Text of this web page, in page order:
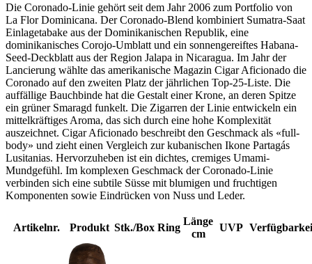
Die Coronado-Linie gehört seit dem Jahr 2006 zum Portfolio von
La Flor Dominicana. Der Coronado-Blend kombiniert Sumatra-Saat
Einlagetabake aus der Dominikanischen Republik, eine
dominikanisches Corojo-Umblatt und ein sonnengereiftes Habana-
Seed-Deckblatt aus der Region Jalapa in Nicaragua. Im Jahr der
Lancierung wählte das amerikanische Magazin Cigar Aficionado die
Coronado auf den zweiten Platz der jährlichen Top-25-Liste. Die
auffällige Bauchbinde hat die Gestalt einer Krone, an deren Spitze
ein grüner Smaragd funkelt. Die Zigarren der Linie entwickeln ein
mittelkräftiges Aroma, das sich durch eine hohe Komplexität
auszeichnet. Cigar Aficionado beschreibt den Geschmack als «full-
body» und zieht einen Vergleich zur kubanischen Ikone Partagás
Lusitanias. Hervorzuheben ist ein dichtes, cremiges Umami-
Mundgefühl. Im komplexen Geschmack der Coronado-Linie
verbinden sich eine subtile Süsse mit blumigen und fruchtigen
Komponenten sowie Eindrücken von Nuss und Leder.
Artikelnr. Produkt Stk./Box Ring
Länge
cm
UVP